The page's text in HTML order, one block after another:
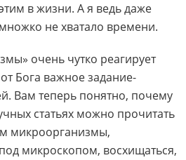
в жизни. А я ведь даже
не хватало времени.
очень чутко реагирует
Бога важное задание-
Вам теперь понятно, почему
статьях можно прочитать
микроорганизмы,
микроскопом, восхищаться,